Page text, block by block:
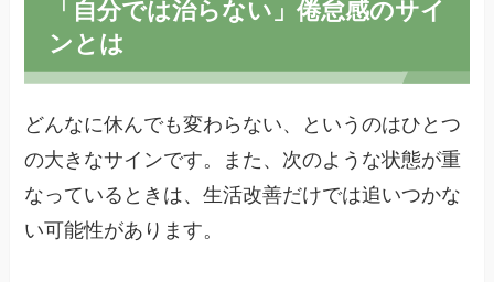
「自分では治らない」倦怠感のサイ
ンとは
どんなに休んでも変わらない、というのはひとつ
の大きなサインです。また、次のような状態が重
なっているときは、生活改善だけでは追いつかな
い可能性があります。